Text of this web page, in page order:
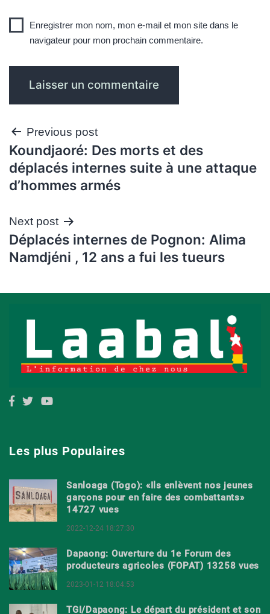
Enregistrer mon nom, mon e-mail et mon site dans le
navigateur pour mon prochain commentaire.
Navigation
de
l’article
Previous post
Koundjaoré: Des morts et des
déplacés internes suite à une attaque
d’hommes armés
Next post
Déplacés internes de Pognon: Alima
Namdjéni , 12 ans a fui les tueurs
Les plus Populaires
Sanloaga (Togo): «Ils enlèvent nos jeunes
garçons pour en faire des combattants»
14727 vues
2022-12-24 18:27:30
Dapaong: Ouverture du 1e Forum des
producteurs agricoles (FOPAT) 13258 vues
2023-01-12 18:04:53
TGI/Dapaong: Le départ du président et son